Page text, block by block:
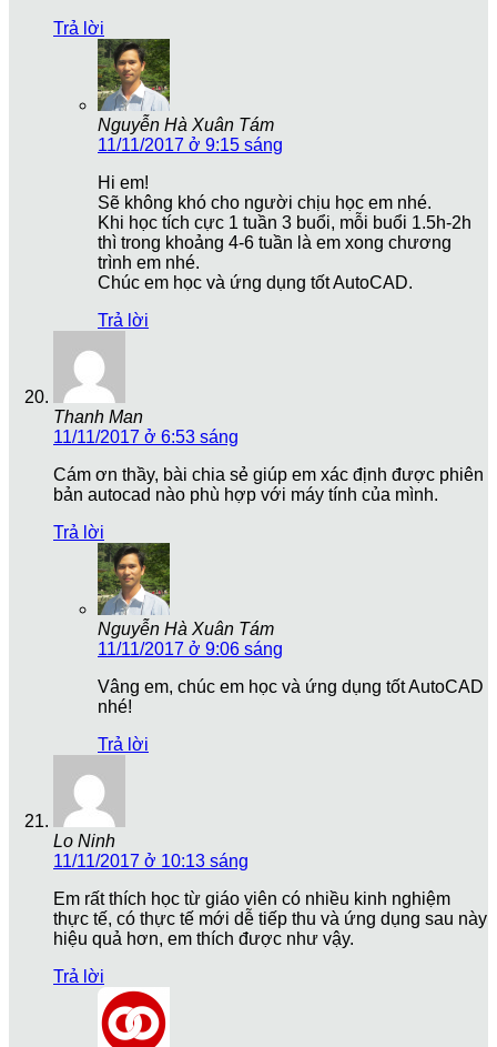
Trả lời
Nguyễn Hà Xuân Tám
11/11/2017 ở 9:15 sáng
Hi em!
Sẽ không khó cho người chịu học em nhé.
Khi học tích cực 1 tuần 3 buổi, mỗi buổi 1.5h-2h
thì trong khoảng 4-6 tuần là em xong chương
trình em nhé.
Chúc em học và ứng dụng tốt AutoCAD.
Trả lời
Thanh Man
11/11/2017 ở 6:53 sáng
Cám ơn thầy, bài chia sẻ giúp em xác định được phiên
bản autocad nào phù hợp với máy tính của mình.
Trả lời
Nguyễn Hà Xuân Tám
11/11/2017 ở 9:06 sáng
Vâng em, chúc em học và ứng dụng tốt AutoCAD
nhé!
Trả lời
Lo Ninh
11/11/2017 ở 10:13 sáng
Em rất thích học từ giáo viên có nhiều kinh nghiệm
thực tế, có thực tế mới dễ tiếp thu và ứng dụng sau này
hiệu quả hơn, em thích được như vậy.
Trả lời